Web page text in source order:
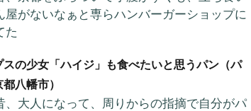
屋がないなぁと専らハンバーガーショップに
た
スの少女「ハイジ」も食べたいと思うパン（パ
八幡市）
、大人になって、周りからの指摘で自分がパ